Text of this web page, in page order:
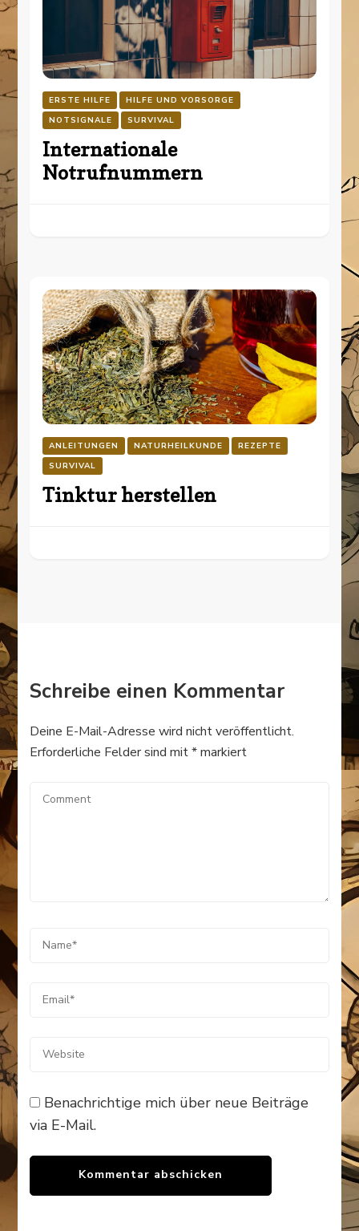
ERSTE HILFE
HILFE UND VORSORGE
NOTSIGNALE
SURVIVAL
Internationale
Notrufnummern
ANLEITUNGEN NATURHEILKUNDE
REZEPTE
SURVIVAL
Tinktur herstellen
Schreibe einen Kommentar
Deine E-Mail-Adresse wird nicht veröffentlicht.
Erforderliche Felder sind mit*markiert
Benachrichtige mich über neue Beiträge
via E-Mail.